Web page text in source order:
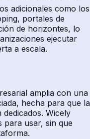
adicionales como los
portales de
de horizontes, lo
ejecutar
a escala.
amplia con una
hecha para que la
Wicely
para usar, sin que